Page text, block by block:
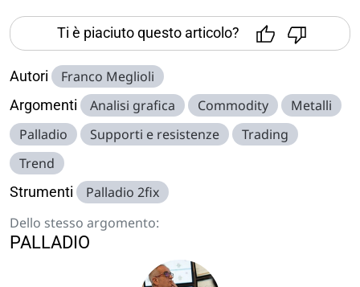
Ti è piaciuto questo articolo?
Autori Franco Meglioli
Argomenti Analisi grafica Commodity
Metalli
Palladio
Supporti e resistenze
Trading
Trend
Strumenti
Palladio 2fix
Dello stesso argomento:
PALLADIO